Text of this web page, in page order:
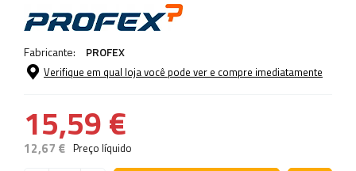
Fabricante: PROFEX
Verifique em qual loja você pode ver e compre imediatamente
15,59 €
12,67 € Preço líquido